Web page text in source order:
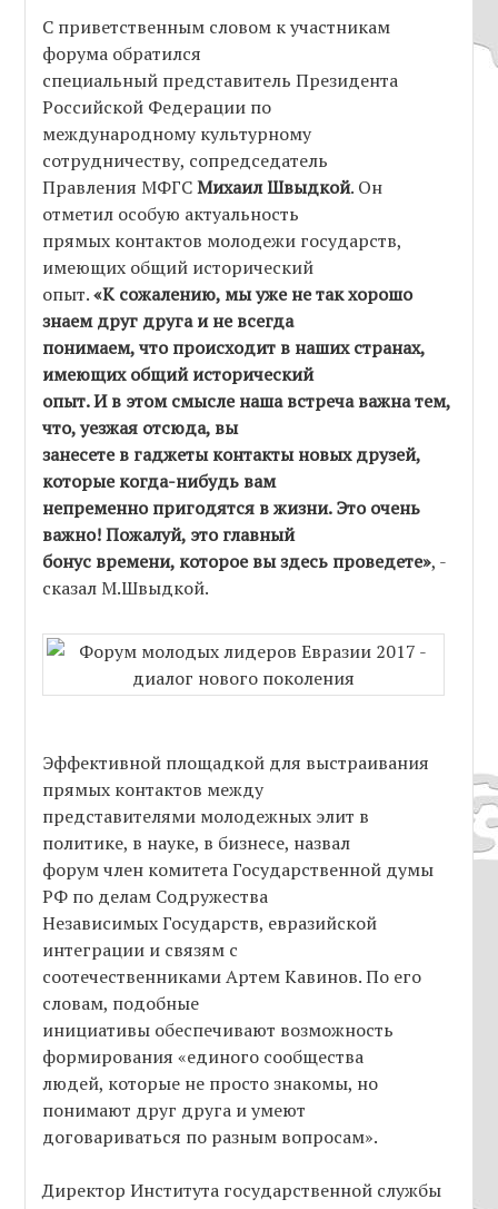
С приветственным словом к участникам
форума обратился
специальный представитель Президента
Российской Федерации по
международному культурному
сотрудничеству, сопредседатель
Правления МФГСМихаил Швыдкой. Он
отметил особую актуальность
прямых контактов молодежи государств,
имеющих общий исторический
опыт.«К сожалению, мы уже не так хорошо
знаем друг друга и не всегда
понимаем, что происходит в наших странах,
имеющих общий исторический
опыт. И в этом смысле наша встреча важна тем,
что, уезжая отсюда, вы
занесете в гаджеты контакты новых друзей,
которые когда-нибудь вам
непременно пригодятся в жизни. Это очень
важно! Пожалуй, это главный
бонус времени, которое вы здесь проведете», -
сказал М.Швыдкой.
Эффективной площадкой для выстраивания
прямых контактов между
представителями молодежных элит в
политике, в науке, в бизнесе, назвал
форум член комитета Государственной думы
РФ по делам Содружества
Независимых Государств, евразийской
интеграции и связям с
соотечественниками Артем Кавинов. По его
словам, подобные
инициативы обеспечивают возможность
формирования «единого сообщества
людей, которые не просто знакомы, но
понимают друг друга и умеют
договариваться по разным вопросам».
Директор Института государственной службы